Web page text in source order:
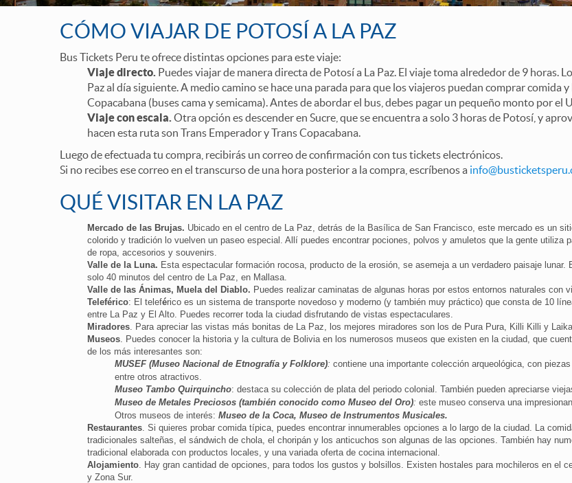
CÓMO VIAJAR DE POTOSÍ A LA PAZ
Bus Tickets Peru te ofrece distintas opciones para este viaje:
Viaje directo. Puedes viajar de manera directa de Potosí a La Paz. El viaje toma alrededor de 9 horas.
Paz al día siguiente. A medio camino se hace una parada para que los viajeros puedan comprar comida
Copacabana (buses cama y semicama). Antes de abordar el bus, debes pagar un pequeño monto por el
Viaje con escala. Otra opción es descender en Sucre, que se encuentra a solo 3 horas de Potosí, y
hacen esta ruta son Trans Emperador y Trans Copacabana.
Luego de efectuada tu compra, recibirás un correo de confirmación con tus tickets electrónicos.
Si no recibes ese correo en el transcurso de una hora posterior a la compra, escríbenos a
QUÉ VISITAR EN LA PAZ
Mercado de las Brujas. Ubicado en el centro de La Paz, detrás de la Basílica de San Francisco, este mercado es un
colorido y tradición lo vuelven un paseo especial. Allí puedes encontrar pociones, polvos y amuletos que la gente utiliza
de ropa, accesorios y souvenirs.
Valle de la Luna. Esta espectacular formación rocosa, producto de la erosión, se asemeja a un verdadero paisaje
solo 40 minutos del centro de La Paz, en Mallasa.
Valle de las Ánimas, Muela del Diablo. Puedes realizar caminatas de algunas horas por estos entornos naturales con
Teleférico: El teleférico es un sistema de transporte novedoso y moderno (y también muy práctico) que consta de 10
entre La Paz y El Alto. Puedes recorrer toda la ciudad disfrutando de vistas espectaculares.
Miradores. Para apreciar las vistas más bonitas de La Paz, los mejores miradores son los de Pura Pura, Killi Killi y
Museos. Puedes conocer la historia y la cultura de Bolivia en los numerosos museos que existen en la ciudad, que
de los más interesantes son:
MUSEF (Museo Nacional de Etnografía y Folklore): contiene una importante colección arqueológica, con
entre otros atractivos.
Museo Tambo Quirquincho: destaca su colección de plata del periodo colonial. También pueden apreciarse
Museo de Metales Preciosos (también conocido como Museo del Oro): este museo conserva una
Otros museos de interés: Museo de la Coca, Museo de Instrumentos Musicales.
Restaurantes. Si quieres probar comida típica, puedes encontrar innumerables opciones a lo largo de la ciudad. La
tradicionales salteñas, el sándwich de chola, el choripán y los anticuchos son algunas de las opciones. También hay
tradicional elaborada con productos locales, y una variada oferta de cocina internacional.
Alojamiento. Hay gran cantidad de opciones, para todos los gustos y bolsillos. Existen hostales para mochileros en el
y Zona Sur.